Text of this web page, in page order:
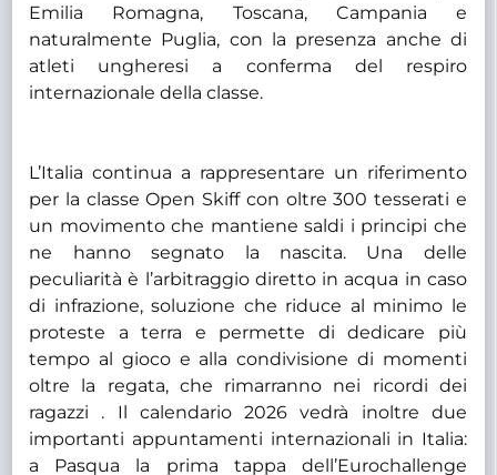
Emilia Romagna, Toscana, Campania e
naturalmente Puglia, con la presenza anche di
atleti ungheresi a conferma del respiro
internazionale della classe.
L’Italia continua a rappresentare un riferimento
per la classe Open Skiff con oltre 300 tesserati e
un movimento che mantiene saldi i principi che
ne hanno segnato la nascita. Una delle
peculiarità è l’arbitraggio diretto in acqua in caso
di infrazione, soluzione che riduce al minimo le
proteste a terra e permette di dedicare più
tempo al gioco e alla condivisione di momenti
oltre la regata, che rimarranno nei ricordi dei
ragazzi . Il calendario 2026 vedrà inoltre due
importanti appuntamenti internazionali in Italia:
a Pasqua la prima tappa dell’Eurochallenge